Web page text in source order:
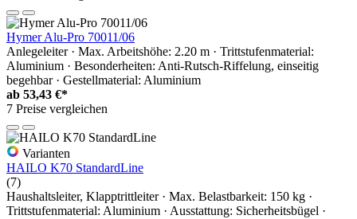
Hymer Alu-Pro 70011/06
Anlegeleiter · Max. Arbeitshöhe: 2.20 m · Trittstufenmaterial:
Aluminium · Besonderheiten: Anti-Rutsch-Riffelung, einseitig
begehbar · Gestellmaterial: Aluminium
ab 53,43 €*
7 Preise vergleichen
Varianten
HAILO K70 StandardLine
(7)
Haushaltsleiter, Klapptrittleiter · Max. Belastbarkeit: 150 kg ·
Trittstufenmaterial: Aluminium · Ausstattung: Sicherheitsbügel ·